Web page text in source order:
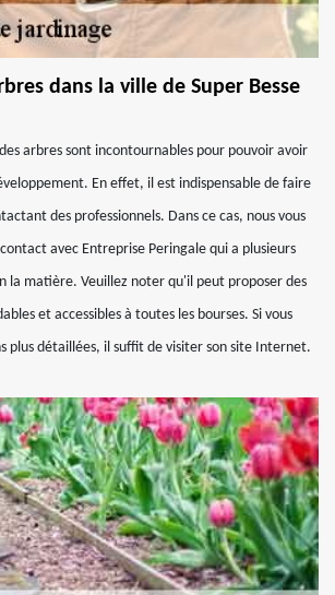
dans la ville de Super Besse
arbres sont incontournables pour pouvoir avoir
En effet, il est indispensable de faire
des professionnels. Dans ce cas, nous vous
avec Entreprise Peringale qui a plusieurs
la matière. Veuillez noter qu'il peut proposer des
et accessibles à toutes les bourses. Si vous
plus détaillées, il suffit de visiter son site Internet.